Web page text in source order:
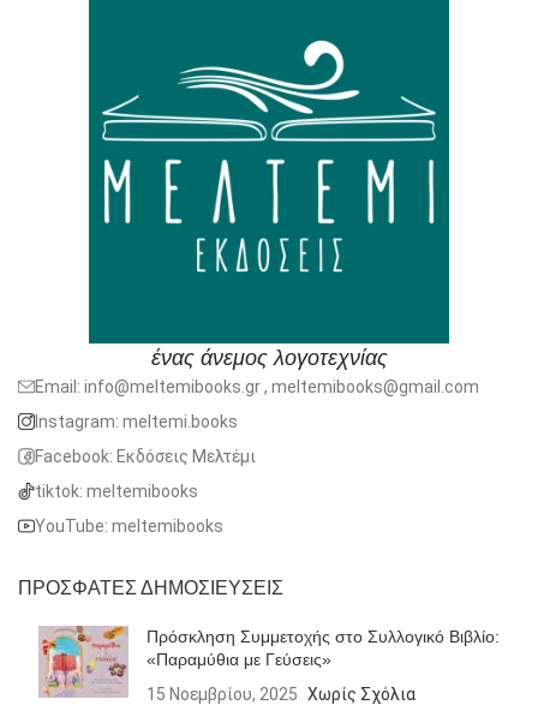
ένας άνεμος λογοτεχνίας
Email: info@meltemibooks.gr , meltemibooks@gmail.com
Instagram: meltemi.books
Facebook: Εκδόσεις Μελτέμι
tiktok: meltemibooks
YouTube: meltemibooks
ΠΡΟΣΦΑΤΕΣ ΔΗΜΟΣΙΕΥΣΕΙΣ
Πρόσκληση Συμμετοχής στο Συλλογικό Βιβλίο:
«Παραμύθια με Γεύσεις»
15 Νοεμβρίου, 2025 Χωρίς Σχόλια